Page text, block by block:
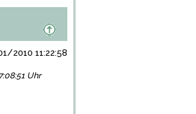
2010 11:22:58
Uhr